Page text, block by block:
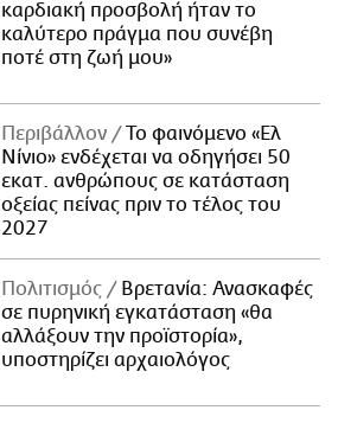
καρδιακή προσβολή ήταν το
καλύτερο πράγμα που συνέβη
ποτέ στη ζωή μου»
Περιβάλλον
Το φαινόμενο «Ελ
Νίνιο» ενδέχεται να οδηγήσει 50
εκατ. ανθρώπους σε κατάσταση
οξείας πείνας πριν το τέλος του
2027
Πολιτισμός
Βρετανία: Ανασκαφές
σε πυρηνική εγκατάσταση «θα
αλλάξουν την προϊστορία»,
υποστηρίζει αρχαιολόγος